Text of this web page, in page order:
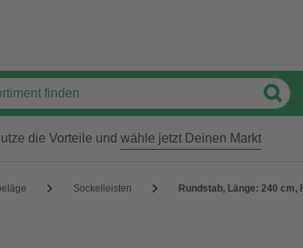
die Vorteile und wähle jetzt Deinen Markt
Sockelleisten Rundstab, Länge: 240 cm,